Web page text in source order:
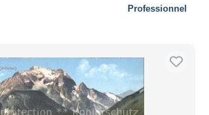
Professionnel